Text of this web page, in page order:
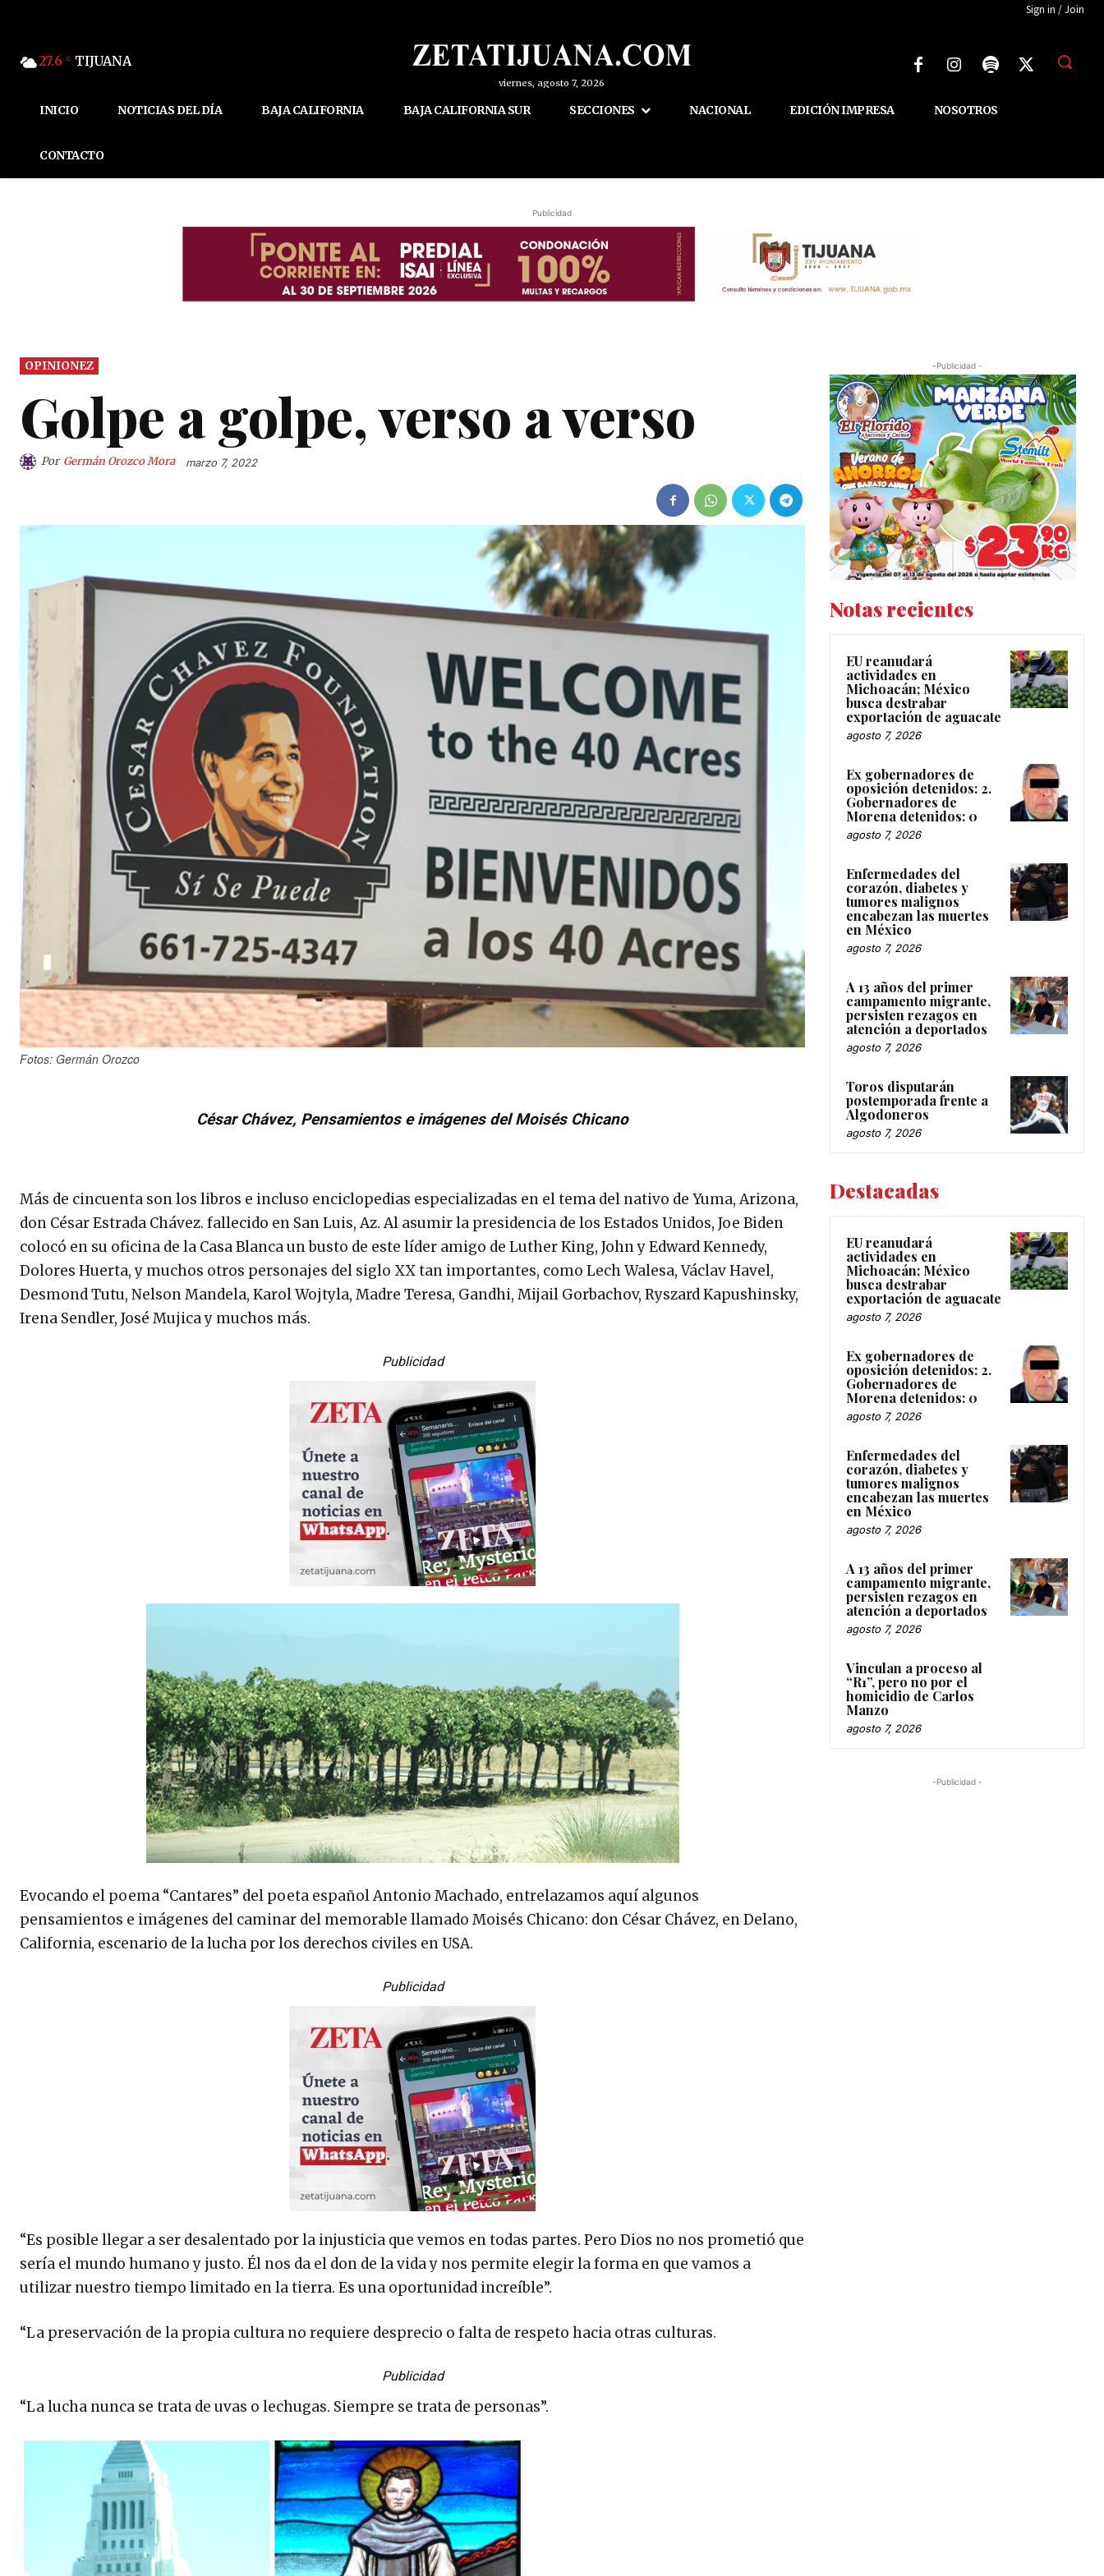
Sign in / Join
27.6 C TIJUANA
viernes, agosto 7, 2026
INICIO NOTICIAS DEL DÍA BAJA CALIFORNIA BAJA CALIFORNIA SUR SECCIONES NACIONAL EDICIÓN IMPRESA NOSOTROS
CONTACTO
Publicidad
OPINIONEZ
Golpe a golpe, verso a verso
Por Germán Orozco Mora marzo 7, 2022
Fotos: Germán Orozco
César Chávez, Pensamientos e imágenes del Moisés Chicano
Más de cincuenta son los libros e incluso enciclopedias especializadas en el tema del nativo de Yuma, Arizona,
don César Estrada Chávez. fallecido en San Luis, Az. Al asumir la presidencia de los Estados Unidos, Joe Biden
colocó en su oficina de la Casa Blanca un busto de este líder amigo de Luther King, John y Edward Kennedy,
Dolores Huerta, y muchos otros personajes del siglo XX tan importantes, como Lech Walesa, Václav Havel,
Desmond Tutu, Nelson Mandela, Karol Wojtyla, Madre Teresa, Gandhi, Mijail Gorbachov, Ryszard Kapushinsky,
Irena Sendler, José Mujica y muchos más.
Publicidad
Evocando el poema “Cantares” del poeta español Antonio Machado, entrelazamos aquí algunos
pensamientos e imágenes del caminar del memorable llamado Moisés Chicano: don César Chávez, en Delano,
California, escenario de la lucha por los derechos civiles en USA.
Publicidad
“Es posible llegar a ser desalentado por la injusticia que vemos en todas partes. Pero Dios no nos prometió que
sería el mundo humano y justo. Él nos da el don de la vida y nos permite elegir la forma en que vamos a
utilizar nuestro tiempo limitado en la tierra. Es una oportunidad increíble”.
“La preservación de la propia cultura no requiere desprecio o falta de respeto hacia otras culturas.
Publicidad
“La lucha nunca se trata de uvas o lechugas. Siempre se trata de personas”.
-Publicidad -
Notas recientes
EU reanudará
actividades en
Michoacán; México
busca destrabar
exportación de aguacate
agosto 7, 2026
Ex gobernadores de
oposición detenidos: 2.
Gobernadores de
Morena detenidos: 0
agosto 7, 2026
Enfermedades del
corazón, diabetes y
tumores malignos
encabezan las muertes
en México
agosto 7, 2026
A 13 años del primer
campamento migrante,
persisten rezagos en
atención a deportados
agosto 7, 2026
Toros disputarán
postemporada frente a
Algodoneros
agosto 7, 2026
Destacadas
EU reanudará
actividades en
Michoacán; México
busca destrabar
exportación de aguacate
agosto 7, 2026
Ex gobernadores de
oposición detenidos: 2.
Gobernadores de
Morena detenidos: 0
agosto 7, 2026
Enfermedades del
corazón, diabetes y
tumores malignos
encabezan las muertes
en México
agosto 7, 2026
A 13 años del primer
campamento migrante,
persisten rezagos en
atención a deportados
agosto 7, 2026
Vinculan a proceso al
“R1”, pero no por el
homicidio de Carlos
Manzo
agosto 7, 2026
-Publicidad -